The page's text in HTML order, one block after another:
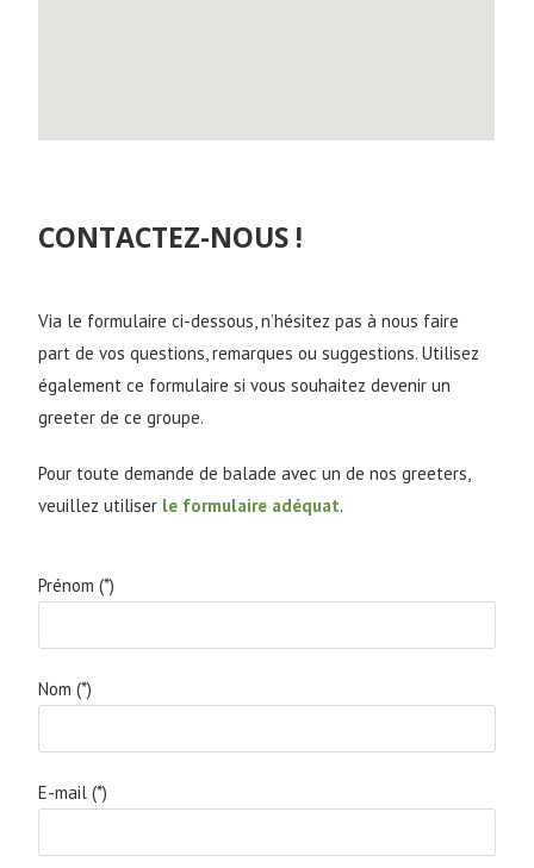
CONTACTEZ-NOUS !
Via le formulaire ci-dessous, n’hésitez pas à nous faire
part de vos questions, remarques ou suggestions. Utilisez
également ce formulaire si vous souhaitez devenir un
greeter de ce groupe.
Pour toute demande de balade avec un de nos greeters,
veuillez utiliser le formulaire adéquat.
Prénom (*)
Nom (*)
E-mail (*)